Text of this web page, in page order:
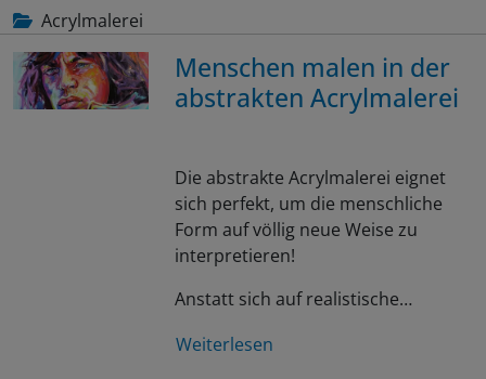
Acrylmalerei
Menschen malen in der
abstrakten Acrylmalerei
Die abstrakte Acrylmalerei eignet
sich perfekt, um die menschliche
Form auf völlig neue Weise zu
interpretieren!
Anstatt sich auf realistische…
Weiterlesen